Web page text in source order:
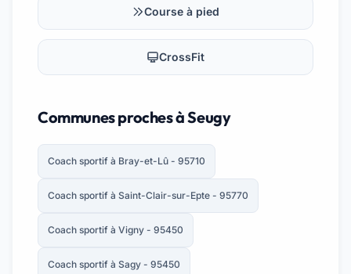
Course à pied
CrossFit
Communes proches à Seugy
Coach sportif à Bray-et-Lû - 95710
Coach sportif à Saint-Clair-sur-Epte - 95770
Coach sportif à Vigny - 95450
Coach sportif à Sagy - 95450